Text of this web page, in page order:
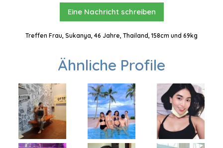
Eine Nachricht schreiben
Treffen Frau, Sukanya, 46 Jahre, Thailand, 158cm und 69kg
Ähnliche Profile